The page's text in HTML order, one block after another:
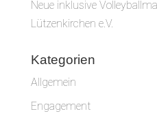
Neue inklusive
Lützenkirchen e.V.
Kategorien
Allgemein
Engagement